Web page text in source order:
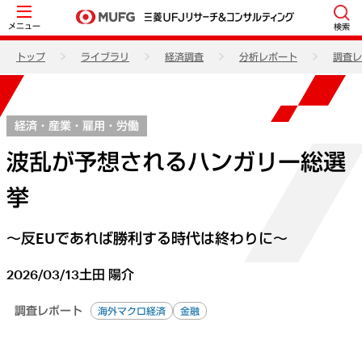
メニュー 検索
トップ ライブラリ 経済調査 分析レポート 調査
経済・産業・雇用・労働
波乱が予想されるハンガリー総選
挙
～反EUであれば勝利する時代は終わりに～
2026/03/13土田 陽介
調査レポート 海外マクロ経済 金融